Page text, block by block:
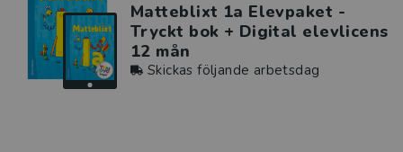
Matteblixt 1a Elevpaket -
Tryckt bok + Digital elevlicens
12 mån
Skickas följande arbetsdag